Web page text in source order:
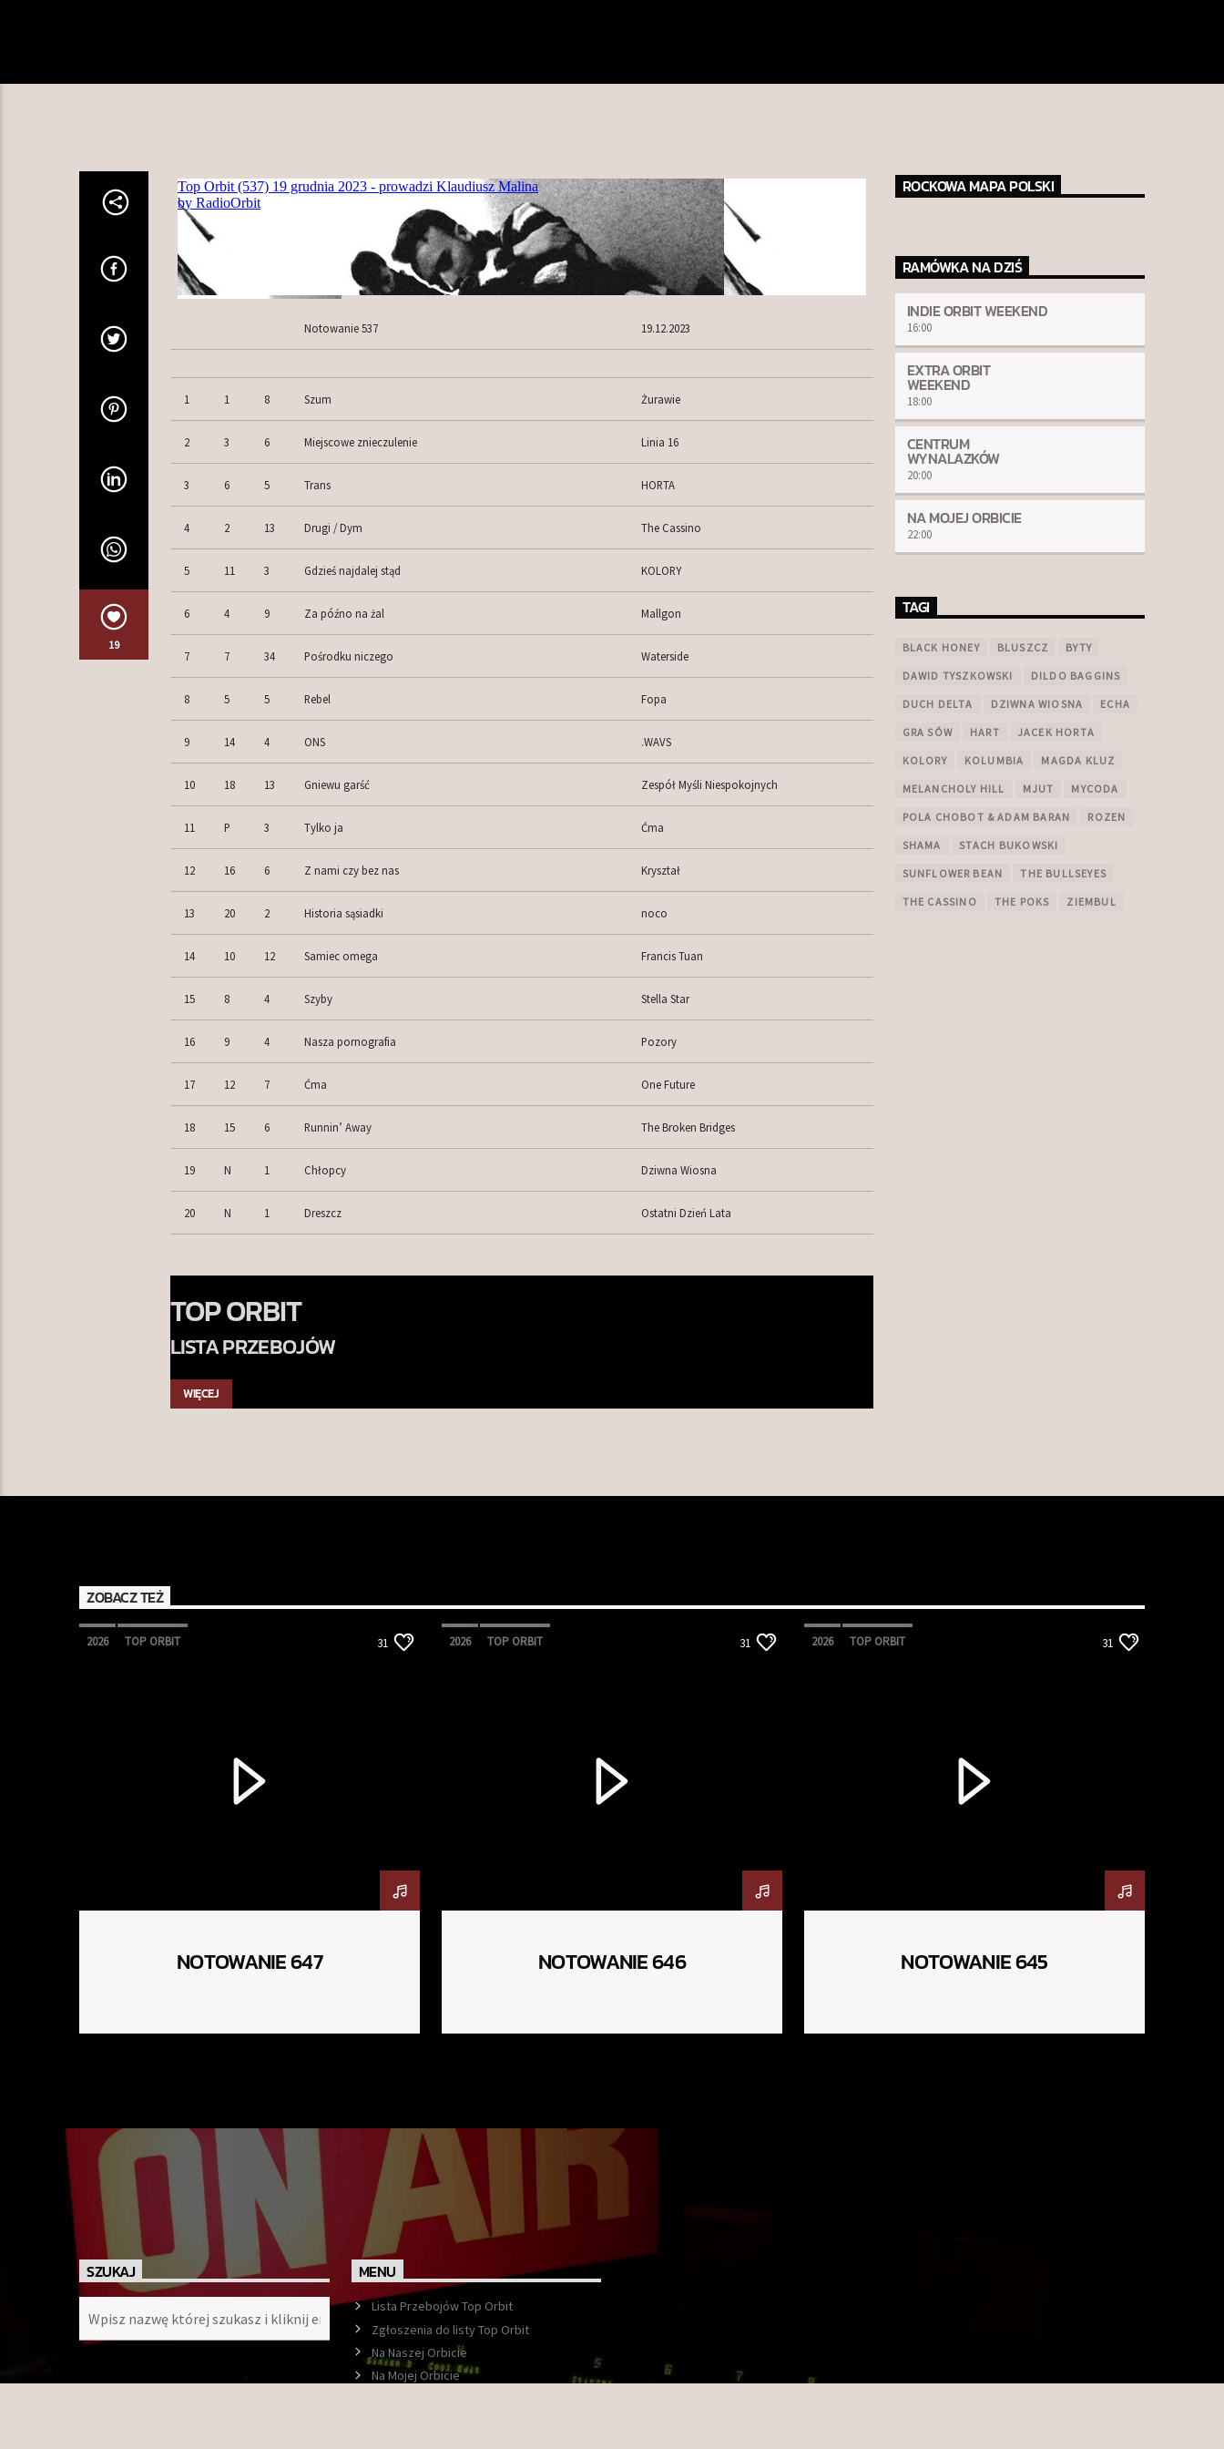
19
Notowanie 537 19.12.2023
1 1 8 Szum Żurawie
2 3 6 Miejscowe znieczulenie Linia 16
3 6 5 Trans HORTA
4 2 13 Drugi / Dym The Cassino
5 11 3 Gdzieś najdalej stąd KOLORY
6 4 9 Za późno na żal Mallgon
7 7 34 Pośrodku niczego Waterside
8 5 5 Rebel Fopa
9 14 4 ONS .WAVS
10 18 13 Gniewu garść Zespół Myśli Niespokojnych
11 P 3 Tylko ja Ćma
12 16 6 Z nami czy bez nas Kryształ
13 20 2 Historia sąsiadki noco
14 10 12 Samiec omega Francis Tuan
15 8 4 Szyby Stella Star
16 9 4 Nasza pornografia Pozory
17 12 7 Ćma One Future
18 15 6 Runnin’ Away The Broken Bridges
19 N 1 Chłopcy Dziwna Wiosna
20 N 1 Dreszcz Ostatni Dzień Lata
TOP ORBIT
LISTA PRZEBOJÓW
WIĘCEJ
ROCKOWA MAPA POLSKI
RAMÓWKA NA DZIŚ
INDIE ORBIT WEEKEND
16:00
EXTRA ORBIT
WEEKEND
18:00
CENTRUM
WYNALAZKÓW
20:00
NA MOJEJ ORBICIE
22:00
TAGI
BLACK HONEY BLUSZCZ BYTY
DAWID TYSZKOWSKI DILDO BAGGINS
DUCH DELTA DZIWNA WIOSNA ECHA
GRA SÓW HART JACEK HORTA
KOLORY KOLUMBIA MAGDA KLUZ
MELANCHOLY HILL MJUT MYCODA
POLA CHOBOT & ADAM BARAN ROZEN
SHAMA STACH BUKOWSKI
SUNFLOWER BEAN THE BULLSEYES
THE CASSINO THE POKS ZIEMBUL
ZOBACZ TEŻ
2026 TOP ORBIT 31
NOTOWANIE 647
2026 TOP ORBIT 31
NOTOWANIE 646
2026 TOP ORBIT 31
NOTOWANIE 645
SZUKAJ MENU
Lista Przebojów Top Orbit
Zgłoszenia do listy Top Orbit
Na Naszej Orbicie
Na Mojej Orbicie